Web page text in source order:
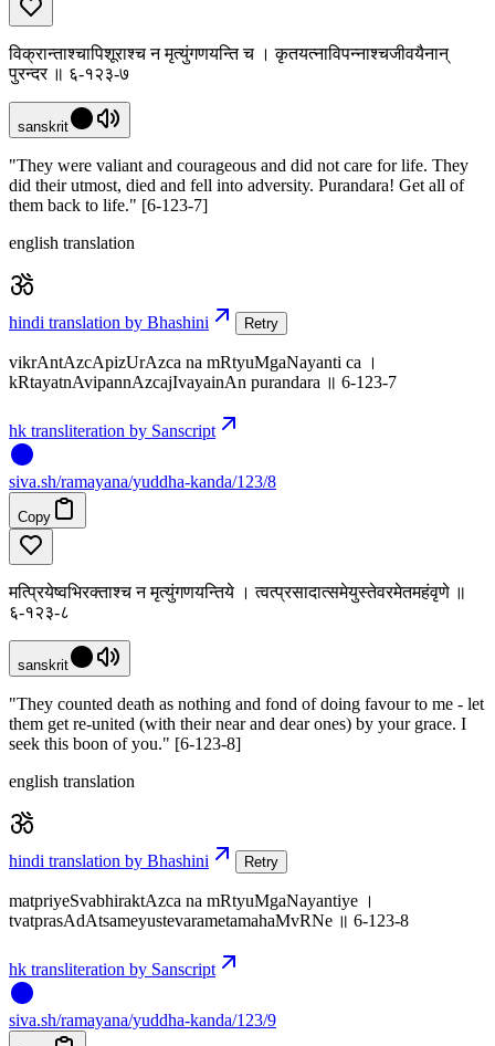
विक्रान्ताश्चापिशूराश्च न मृत्युंगणयन्ति च । कृतयत्नाविपन्नाश्चजीवयैनान्
पुरन्दर ॥ ६-१२३-७
sanskrit
"They were valiant and courageous and did not care for life. They
did their utmost, died and fell into adversity. Purandara! Get all of
them back to life." [6-123-7]
english translation
hindi translation by Bhashini Retry
vikrAntAzcApizUrAzca na mRtyuMgaNayanti ca ।
kRtayatnAvipannAzcajIvayainAn purandara ॥ 6-123-7
hk transliteration by Sanscript
siva.sh/ramayana/yuddha-kanda/123/8
Copy
मत्प्रियेष्वभिरक्ताश्च न मृत्युंगणयन्तिये । त्वत्प्रसादात्समेयुस्तेवरमेतमहंवृणे ॥
६-१२३-८
sanskrit
"They counted death as nothing and fond of doing favour to me - let
them get re-united (with their near and dear ones) by your grace. I
seek this boon of you." [6-123-8]
english translation
hindi translation by Bhashini Retry
matpriyeSvabhiraktAzca na mRtyuMgaNayantiye ।
tvatprasAdAtsameyustevarametamahaMvRNe ॥ 6-123-8
hk transliteration by Sanscript
siva.sh/ramayana/yuddha-kanda/123/9